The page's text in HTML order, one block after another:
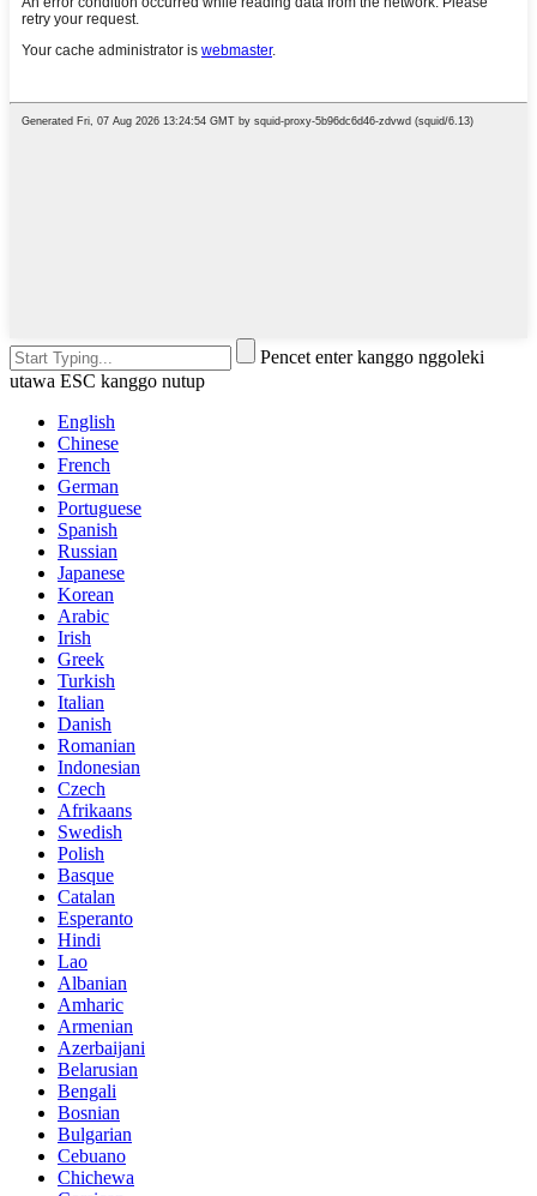
Pencet enter kanggo nggoleki
utawa ESC kanggo nutup
English
Chinese
French
German
Portuguese
Spanish
Russian
Japanese
Korean
Arabic
Irish
Greek
Turkish
Italian
Danish
Romanian
Indonesian
Czech
Afrikaans
Swedish
Polish
Basque
Catalan
Esperanto
Hindi
Lao
Albanian
Amharic
Armenian
Azerbaijani
Belarusian
Bengali
Bosnian
Bulgarian
Cebuano
Chichewa